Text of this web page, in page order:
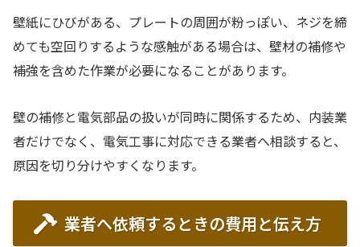
壁紙にひびがある、プレートの周囲が粉っぽい、ネジを締
めても空回りするような感触がある場合は、壁材の補修や
補強を含めた作業が必要になることがあります。
壁の補修と電気部品の扱いが同時に関係するため、内装業
者だけでなく、電気工事に対応できる業者へ相談すると、
原因を切り分けやすくなります。
業者へ依頼するときの費用と伝え方